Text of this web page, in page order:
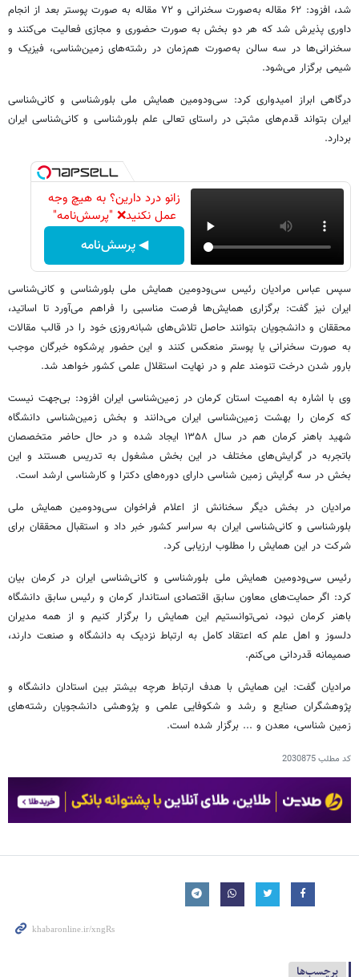
شد، افزود: ۶۲ مقاله به‌صورت سخنرانی و ۷۲ مقاله به صورت پوستر بعد از انجام
داوری پذیرش شد که هر دو بخش به صورت حضوری و مجازی فعالیت می‌کنند و
سخنرانی‌ها در سه سالن به‌صورت هم‌زمان در رشته‌های زمین‌شناسی، فیزیک و
شیمی برگزار می‌شود.
درگاهی ابراز امیدواری کرد: سی‌ودومین همایش ملی بلورشناسی و کانی‌شناسی
ایران بتواند قدم‌های مثبتی در راستای تعالی علم بلورشناسی و کانی‌شناسی ایران
بردارد.
زانو درد دارین؟ به هیچ وجه
عمل نکنید❌ "پرسش‌نامه"
◀ پرسش‌نامه
سپس عباس مرادیان رئیس سی‌ودومین همایش ملی بلورشناسی و کانی‌شناسی
ایران نیز گفت: برگزاری همایش‌ها فرصت مناسبی را فراهم می‌آورد تا اساتید،
محققان و دانشجویان بتوانند حاصل تلاش‌های شبانه‌روزی خود را در قالب مقالات
به صورت سخنرانی یا پوستر منعکس کنند و این حضور پرشکوه خبرگان موجب
بارور شدن درخت تنومند علم و در نهایت استقلال علمی کشور خواهد شد.
وی با اشاره به اهمیت استان کرمان در زمین‌شناسی ایران افزود: بی‌جهت نیست
که کرمان را بهشت زمین‌شناسی ایران می‌دانند و بخش زمین‌شناسی دانشگاه
شهید باهنر کرمان هم در سال ۱۳۵۸ ایجاد شده و در حال حاضر متخصصان
باتجربه در گرایش‌های مختلف در این بخش مشغول به تدریس هستند و این
بخش در سه گرایش زمین شناسی دارای دوره‌های دکترا و کارشناسی ارشد است.
مرادیان در بخش دیگر سخنانش از اعلام فراخوان سی‌ودومین همایش ملی
بلورشناسی و کانی‌شناسی ایران به سراسر کشور خبر داد و استقبال محققان برای
شرکت در این همایش را مطلوب ارزیابی کرد.
رئیس سی‌ودومین همایش ملی بلورشناسی و کانی‌شناسی ایران در کرمان بیان
کرد: اگر حمایت‌های معاون سابق اقتصادی استاندار کرمان و رئیس سابق دانشگاه
باهنر کرمان نبود، نمی‌توانستیم این همایش را برگزار کنیم و از همه مدیران
دلسوز و اهل علم که اعتقاد کامل به ارتباط نزدیک به دانشگاه و صنعت دارند،
صمیمانه قدردانی می‌کنم.
مرادیان گفت: این همایش با هدف ارتباط هرچه بیشتر بین استادان دانشگاه و
پژوهشگران صنایع و رشد و شکوفایی علمی و پژوهشی دانشجویان رشته‌های
زمین شناسی، معدن و ... برگزار شده است.
کد مطلب2030875
برچسب‌ها